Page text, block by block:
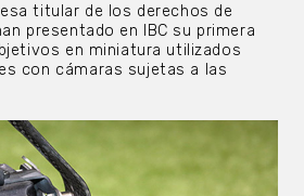
titular de los derechos de
presentado en IBC su primera
en miniatura utilizados
con cámaras sujetas a las